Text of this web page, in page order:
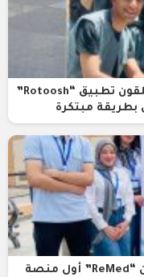
طلاب إعلام جامعة الأهرام الكندية يطلقون تطبيق “Rotoosh”
بطريقة مبتكرة
طلاب جامعة الأهرام الكندية يطلقون “ReMed” أول منصة